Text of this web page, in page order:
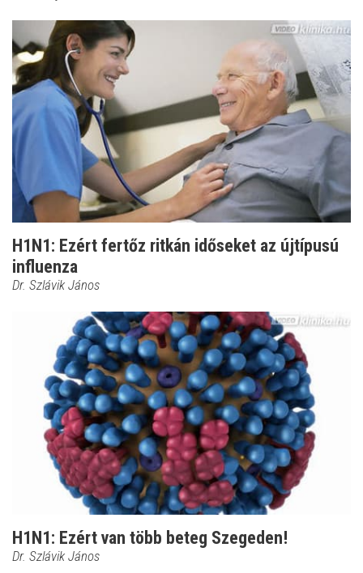
H1N1: Ezért fertőz ritkán időseket az újtípusú
influenza
Dr. Szlávik János
H1N1: Ezért van több beteg Szegeden!
Dr. Szlávik János